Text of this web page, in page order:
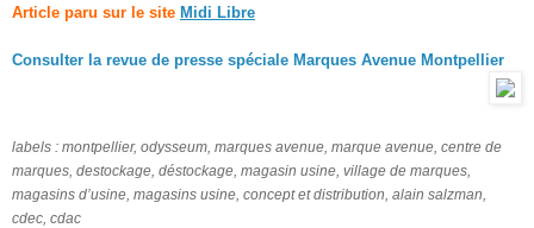
Article paru sur le site Midi Libre
Consulter la revue de presse spéciale Marques Avenue Montpellier
labels : montpellier, odysseum, marques avenue, marque avenue, centre de
marques, destockage, déstockage, magasin usine, village de marques,
magasins d’usine, magasins usine, concept et distribution, alain salzman,
cdec, cdac